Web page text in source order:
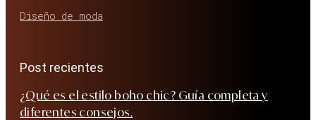
Diseño de moda
Post recientes
¿Qué es el estilo boho chic? Guía completa y
diferentes consejos.